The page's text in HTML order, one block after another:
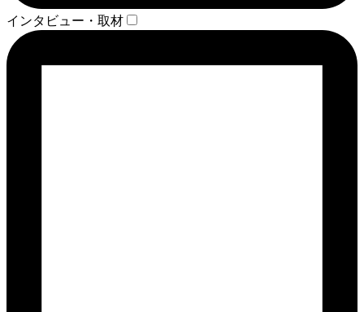
インタビュー・取材